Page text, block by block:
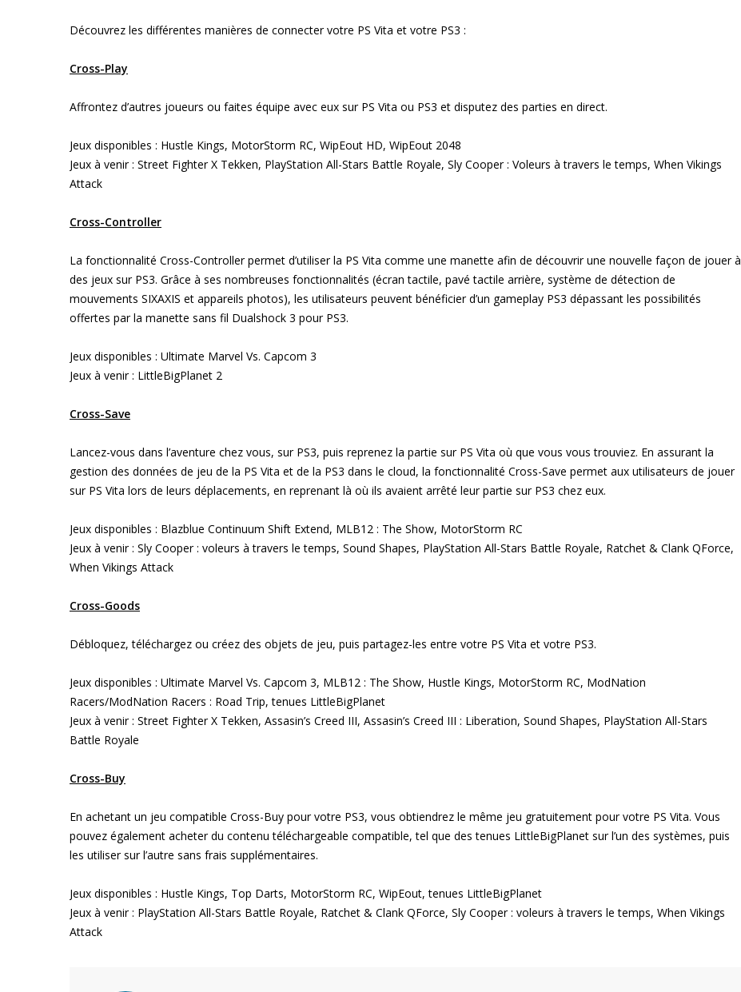
Découvrez les différentes manières de connecter votre PS Vita et votre PS3 :
Cross-Play
Affrontez d’autres joueurs ou faites équipe avec eux sur PS Vita ou PS3 et disputez des parties en direct.
Jeux disponibles : Hustle Kings, MotorStorm RC, WipEout HD, WipEout 2048
Jeux à venir : Street Fighter X Tekken, PlayStation All-Stars Battle Royale, Sly Cooper : Voleurs à travers le temps, When Vikings
Attack
Cross-Controller
La fonctionnalité Cross-Controller permet d’utiliser la PS Vita comme une manette afin de découvrir une nouvelle façon de jouer à
des jeux sur PS3. Grâce à ses nombreuses fonctionnalités (écran tactile, pavé tactile arrière, système de détection de
mouvements SIXAXIS et appareils photos), les utilisateurs peuvent bénéficier d’un gameplay PS3 dépassant les possibilités
offertes par la manette sans fil Dualshock 3 pour PS3.
Jeux disponibles : Ultimate Marvel Vs. Capcom 3
Jeux à venir : LittleBigPlanet 2
Cross-Save
Lancez-vous dans l’aventure chez vous, sur PS3, puis reprenez la partie sur PS Vita où que vous vous trouviez. En assurant la
gestion des données de jeu de la PS Vita et de la PS3 dans le cloud, la fonctionnalité Cross-Save permet aux utilisateurs de jouer
sur PS Vita lors de leurs déplacements, en reprenant là où ils avaient arrêté leur partie sur PS3 chez eux.
Jeux disponibles : Blazblue Continuum Shift Extend, MLB12 : The Show, MotorStorm RC
Jeux à venir : Sly Cooper : voleurs à travers le temps, Sound Shapes, PlayStation All-Stars Battle Royale, Ratchet & Clank QForce,
When Vikings Attack
Cross-Goods
Débloquez, téléchargez ou créez des objets de jeu, puis partagez-les entre votre PS Vita et votre PS3.
Jeux disponibles : Ultimate Marvel Vs. Capcom 3, MLB12 : The Show, Hustle Kings, MotorStorm RC, ModNation
Racers/ModNation Racers : Road Trip, tenues LittleBigPlanet
Jeux à venir : Street Fighter X Tekken, Assasin’s Creed III, Assasin’s Creed III : Liberation, Sound Shapes, PlayStation All-Stars
Battle Royale
Cross-Buy
En achetant un jeu compatible Cross-Buy pour votre PS3, vous obtiendrez le même jeu gratuitement pour votre PS Vita. Vous
pouvez également acheter du contenu téléchargeable compatible, tel que des tenues LittleBigPlanet sur l’un des systèmes, puis
les utiliser sur l’autre sans frais supplémentaires.
Jeux disponibles : Hustle Kings, Top Darts, MotorStorm RC, WipEout, tenues LittleBigPlanet
Jeux à venir : PlayStation All-Stars Battle Royale, Ratchet & Clank QForce, Sly Cooper : voleurs à travers le temps, When Vikings
Attack